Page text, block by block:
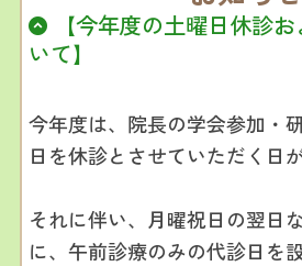
【今年度の土曜日休診
いて】
今年度は、院長の学会参加・
日を休診とさせていただく日
それに伴い、月曜祝日の翌日
に、午前診療のみの代診日を